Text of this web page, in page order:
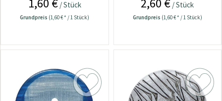
1,60 €/ Stück
Grundpreis (1,60 € * / 1 Stück)
2,60 € / Stück
Grundpreis (1,60 € * / 1 Stück)